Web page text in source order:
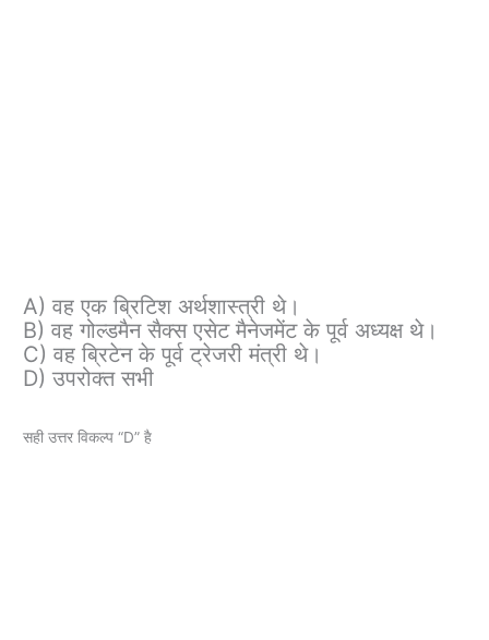
A) वह एक ब्रिटिश अर्थशास्त्री थे।
B) वह गोल्डमैन सैक्स एसेट मैनेजमेंट के पूर्व अध्यक्ष थे।
C) वह ब्रिटेन के पूर्व ट्रेजरी मंत्री थे।
D) उपरोक्त सभी
सही उत्तर विकल्प “D” है